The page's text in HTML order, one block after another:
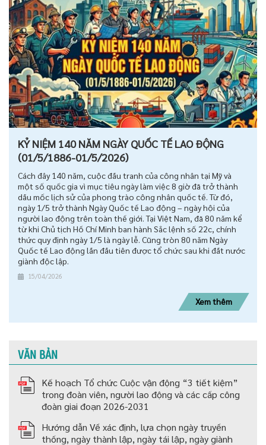
KỶ NIỆM 140 NĂM NGÀY QUỐC TẾ LAO ĐỘNG
(01/5/1886-01/5/2026)
Cách đây 140 năm, cuộc đấu tranh của công nhân tại Mỹ và
một số quốc gia vì mục tiêu ngày làm việc 8 giờ đã trở thành
dấu mốc lịch sử của phong trào công nhân quốc tế. Từ đó,
ngày 1/5 trở thành Ngày Quốc tế Lao động – ngày hội của
người lao động trên toàn thế giới. Tại Việt Nam, đã 80 năm kể
từ khi Chủ tịch Hồ Chí Minh ban hành Sắc lệnh số 22c, chính
thức quy định ngày 1/5 là ngày lễ. Cũng tròn 80 năm Ngày
Quốc tế Lao động lần đầu tiên được tổ chức sau khi đất nước
giành độc lập.
15/04/2026
Xem thêm
VĂN BẢN
Kế hoạch Tổ chức Cuộc vận động “3 tiết kiệm”
trong đoàn viên, người lao động và các cấp công
đoàn giai đoạn 2026-2031
Hướng dẫn Về xác định, lựa chọn ngày truyền
thống, ngày thành lập, ngày tái lập, ngày giành